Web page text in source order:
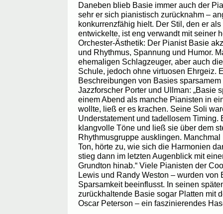
Daneben blieb Basie immer auch der
sehr er sich pianistisch zurücknahm –
konkurrenzfähig hielt. Der Stil, den er
entwickelte, ist eng verwandt mit seiner
Orchester-Ästhetik: Der Pianist Basie
und Rhythmus, Spannung und Humor.
ehemaligen Schlagzeuger, aber auch
Schule, jedoch ohne virtuosen Ehrgeiz.
Beschreibungen von Basies
Jazzforscher Porter und Ullman: „Basie
einem Abend als manche Pianisten in
wollte, ließ er es krachen. Seine Soli
Understatement und tadellosem Timing.
klangvolle Töne und ließ sie über dem
Rhythmusgruppe ausklingen.
Ton, hörte zu, wie sich die Harmonien
stieg dann im letzten Augenblick mit
Grundton hinab.“ Viele Pianisten der
Lewis und Randy Weston – wurden von
Sparsamkeit beeinflusst. In seinen
zurückhaltende Basie sogar Platten mit
Oscar Peterson – ein faszinierendes